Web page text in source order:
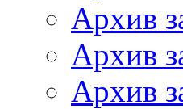
Архив
Архив
Архив